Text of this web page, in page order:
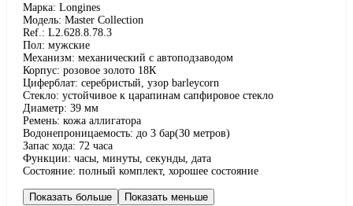
Марка: Longines
Модель: Master Collection
Ref.: L2.628.8.78.3
Пол: мужские
Механизм: механический с автоподзаводом
Корпус: розовое золото 18К
Циферблат: серебристый, узор barleycorn
Стекло: устойчивое к царапинам сапфировое стекло
Диаметр: 39 мм
Ремень: кожа аллигатора
Водонепроницаемость: до 3 бар(30 метров)
Запас хода: 72 часа
Функции: часы, минуты, секунды, дата
Состояние: полный комплект, хорошее состояние
Показать больше Показать меньше